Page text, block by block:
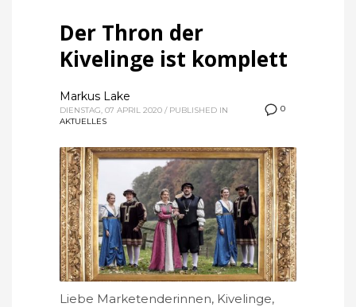
Der Thron der
Kivelinge ist komplett
0
Markus Lake
DIENSTAG, 07 APRIL 2020 / PUBLISHED IN
AKTUELLES
Liebe Marketenderinnen, Kivelinge,